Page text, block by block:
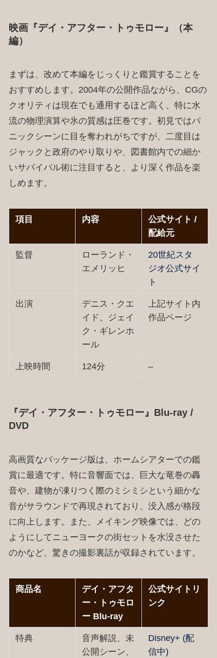
映画『デイ・アフター・トゥモロー』（本
編）
まずは、改めて本編をじっくりと鑑賞することを
おすすめします。2004年の公開作品ながら、CGの
クオリティは現在でも通用するほど高く、特に水
流の物理演算や氷の質感は圧巻です。初見ではパ
ニックシーンに目を奪われがちですが、二度目は
ジャックと政府のやり取りや、図書館内での細か
いサバイバル術に注目すると、より深く作品を楽
しめます。
項目 内容
公式サイト /
配給元
監督
ローランド・
エメリッヒ
20世紀スタ
ジオ公式サイ
ト
出演
デニス・クエ
イド、ジェイ
ク・ギレンホ
ール
上記サイト内
作品ページ
上映時間 124分 –
『デイ・アフター・トゥモロー』Blu-ray /
DVD
高画質なパッケージ版は、ホームシアターでの鑑
賞に最適です。特に音響面では、巨大な竜巻の轟
音や、建物が凍りつく際のミシミシという細かな
音がサラウンドで再現されており、没入感が格段
に向上します。また、メイキング映像では、どの
ようにしてニューヨークの街セットを水没させた
のかなど、驚きの撮影裏話が収録されています。
商品名
デイ・アフタ
ー・トゥモロ
ー Blu-ray
公式サイトリ
ンク
特典
音声解説、未
公開シーン、
Disney+ (配
信中)